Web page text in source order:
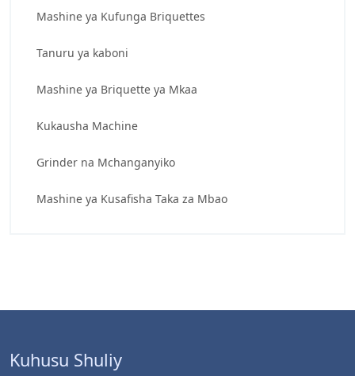
Mashine ya Kufunga Briquettes
Tanuru ya kaboni
Mashine ya Briquette ya Mkaa
Kukausha Machine
Grinder na Mchanganyiko
Mashine ya Kusafisha Taka za Mbao
Kuhusu Shuliy